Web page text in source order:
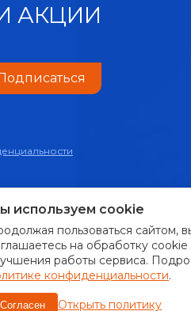
АКЦИИ
К ОПЛАТЕ:
используем cookie
пользоваться сайтом,
на обработку cookie
работы сервиса.
конфиденциальности.
Согласен Открыть политику